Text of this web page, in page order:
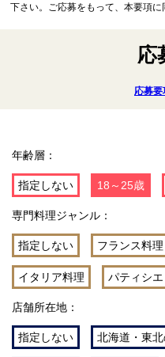
下さい。ご応募をもって、本要項に
応
応募
年齢層：
指定しない 18～25歳
専門料理ジャンル：
指定しない フランス料理
イタリア料理 パティシエ
店舗所在地：
指定しない 北海道・東